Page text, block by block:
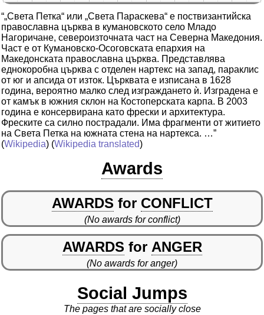
“„Света Петка“ или „Света Параскева“ е поствизантийска
православна църква в кумановското село Младо
Нагоричане, североизточната част на Северна Македония.
Част е от Кумановско-Осоговската епархия на
Македонската православна църква. Представлява
еднокоробна църква с отделен нартекс на запад, параклис
от юг и апсида от изток. Църквата е изписана в 1628
година, вероятно малко след изграждането ѝ. Изградена е
от камък в южния склон на Костоперската карпа. В 2003
година е консервирана като фрески и архитектура.
Фреските са силно пострадали. Има фрагменти от житието
на Света Петка на южната стена на нартекса. …”
(Wikipedia) (Wikipedia translated)
Awards
AWARDS for CONFLICT
(No awards for conflict)
AWARDS for ANGER
(No awards for anger)
Social Jumps
The pages that are socially close